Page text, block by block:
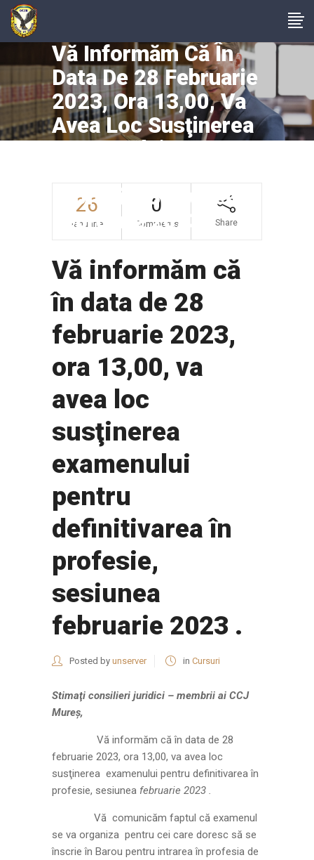
Vă Informăm Că În
Data De 28 Februarie
2023, Ora 13,00, Va
Avea Loc Susţinerea
Examenului Pentru
Profesie, Sesiunea
Februarie 2023 .
26
ianuarie
0
Comments Share
Vă informăm că
în data de 28
februarie 2023,
ora 13,00, va
avea loc
susţinerea
examenului
pentru
definitivarea în
profesie,
sesiunea
februarie 2023 .
Posted by unserver in Cursuri
Stimaţi consilieri juridici – membrii ai CCJ
Mureş,
Vă informăm că în data de 28
februarie 2023, ora 13,00, va avea loc
susţinerea examenului pentru definitivarea în
profesie, sesiunea februarie 2023 .
Vă comunicăm faptul că examenul
se va organiza pentru cei care doresc să se
înscrie în Barou pentru intrarea în profesia de